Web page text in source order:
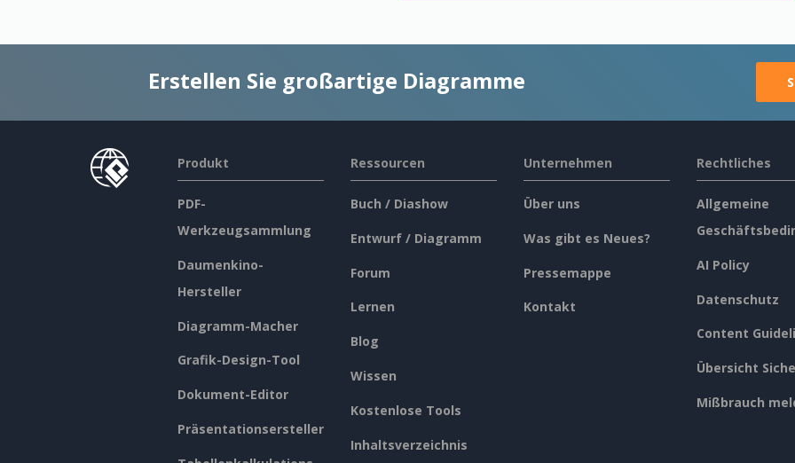
Erstellen Sie großartige Diagramme
Produkt
PDF-
Werkzeugsammlung
Daumenkino-
Hersteller
Diagramm-Macher
Grafik-Design-Tool
Dokument-Editor
Präsentationsersteller
Ressourcen
Buch / Diashow
Entwurf / Diagramm
Forum
Lernen
Blog
Wissen
Kostenlose Tools
Inhaltsverzeichnis
Unternehmen
Über uns
Was gibt es Neues?
Pressemappe
Kontakt
Rechtliches
Allgemeine
AI Policy
Datenschutz
Content
Übersicht
Mißbrauch